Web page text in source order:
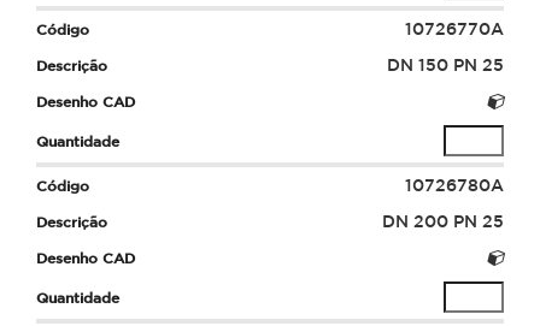
10726770A
DN 150 PN 25
10726780A
DN 200 PN 25